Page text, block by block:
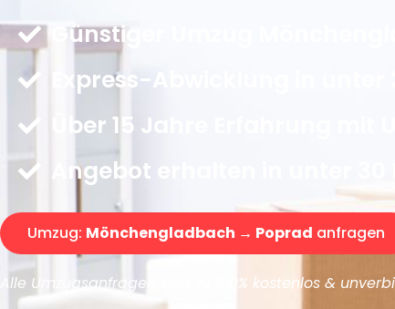
Günstiger Umzug
Express-Abwicklung in unter
Über 15 Jahre Erfahrung mit
Angebot erhalten in unter 30
Umzug: Mönchengladbach → Poprad anfragen
Alle Umzugsanfragen sind zu 100% kostenlos &